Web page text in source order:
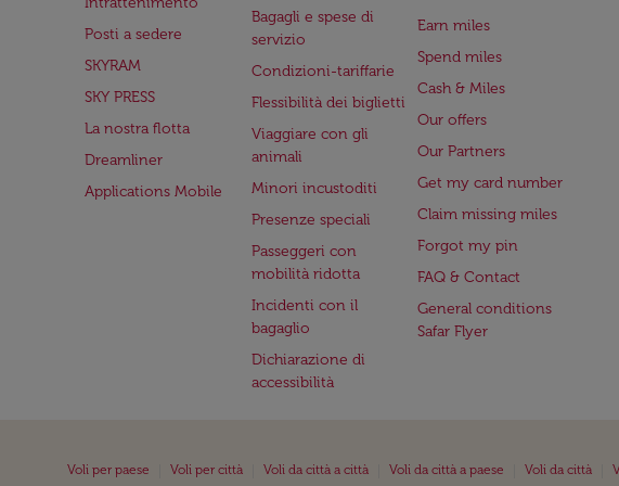
Posti a sedere
SKYRAM
SKY PRESS
La nostra flotta
Dreamliner
Applications Mobile
Bagagli e spese di
servizio
Condizioni-tariffarie
Flessibilità dei biglietti
Viaggiare con gli
animali
Minori incustoditi
Presenze speciali
Passeggeri con
mobilità ridotta
Incidenti con il
bagaglio
Dichiarazione di
accessibilità
Earn miles
Spend miles
Cash & Miles
Our offers
Our Partners
Get my card number
Claim missing miles
Forgot my pin
FAQ & Contact
General conditions
Safar Flyer
Voli per paese Voli per città Voli da città a città Voli da città a paese Voli da città